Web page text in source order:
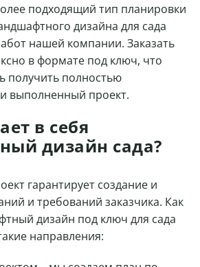
подходящий тип планировки
дизайна для сада
нашей компании. Заказать
в формате под ключ, что
получить полностью
выполненный проект.
в себя
дизайн сада?
гарантирует создание и
и требований заказчика. Как
дизайн под ключ для сада
направления: